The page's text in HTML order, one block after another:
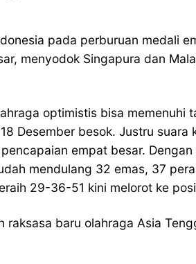
pada perburuan medali
menyodok Singapura dan
optimistis bisa memenuhi
Desember besok. Justru
empat besar.
mendulang 32 emas, 37
29-36-51 kini melorot ke
baru olahraga Asia